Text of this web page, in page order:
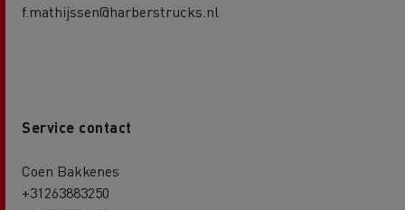
f.mathijssen@harberstrucks.nl
Service contact
Coen Bakkenes
+31263883250